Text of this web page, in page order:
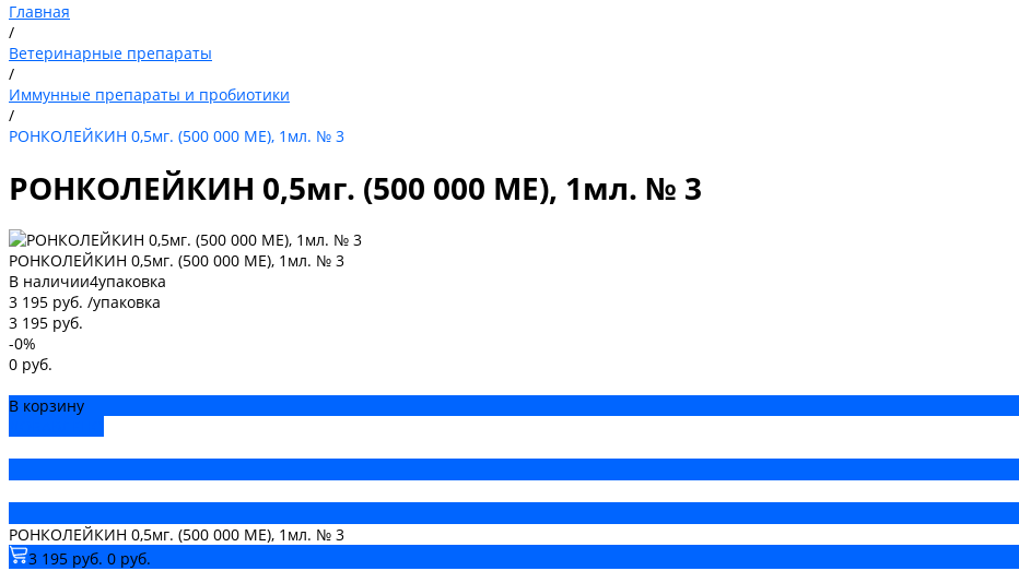
Главная
/
Ветеринарные препараты
/
Иммунные препараты и пробиотики
/
РОНКОЛЕЙКИН 0,5мг. (500 000 МЕ), 1мл. № 3
РОНКОЛЕЙКИН 0,5мг. (500 000 МЕ), 1мл. № 3
РОНКОЛЕЙКИН 0,5мг. (500 000 МЕ), 1мл. № 3
В наличии4упаковка
3 195 руб. /упаковка
3 195 руб.
-0%
0 руб.
В корзину
РОНКОЛЕЙКИН 0,5мг. (500 000 МЕ), 1мл. № 3
3 195 руб. 0 руб.